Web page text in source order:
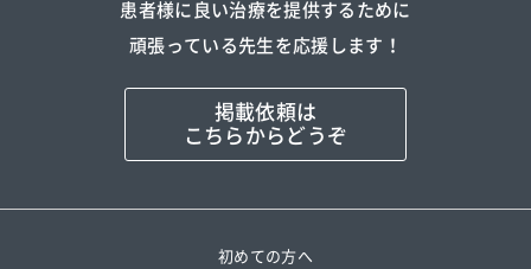
患者様に良い治療を提供するために
頑張っている先生を応援します！
掲載依頼は
こちらからどうぞ
初めての方へ